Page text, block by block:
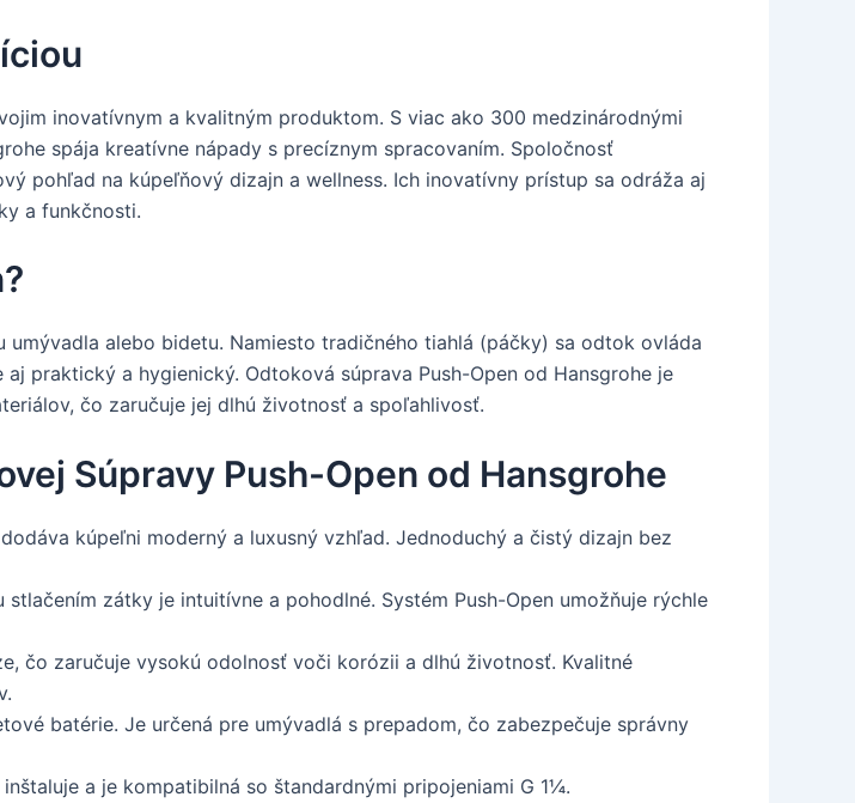
inovatívnym a kvalitným produktom. S viac ako 300 medzinárodnými
spája kreatívne nápady s precíznym spracovaním. Spoločnosť
pohľad na kúpeľňový dizajn a wellness. Ich inovatívny prístup sa odráža aj
a funkčnosti.
alebo bidetu. Namiesto tradičného tiahlá (páčky) sa odtok ovláda
praktický a hygienický. Odtoková súprava Push-Open od Hansgrohe je
čo zaručuje jej dlhú životnosť a spoľahlivosť.
Súpravy Push-Open od Hansgrohe
kúpeľni moderný a luxusný vzhľad. Jednoduchý a čistý dizajn bez
stlačením zátky je intuitívne a pohodlné. Systém Push-Open umožňuje rýchle
čo zaručuje vysokú odolnosť voči korózii a dlhú životnosť. Kvalitné
batérie. Je určená pre umývadlá s prepadom, čo zabezpečuje správny
a je kompatibilná so štandardnými pripojeniami G 1¼.